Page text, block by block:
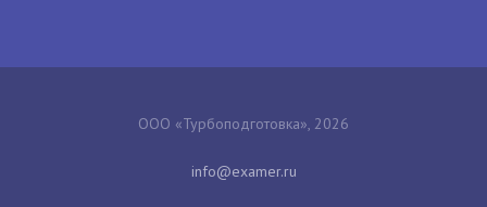
ООО «Турбоподготовка», 2026